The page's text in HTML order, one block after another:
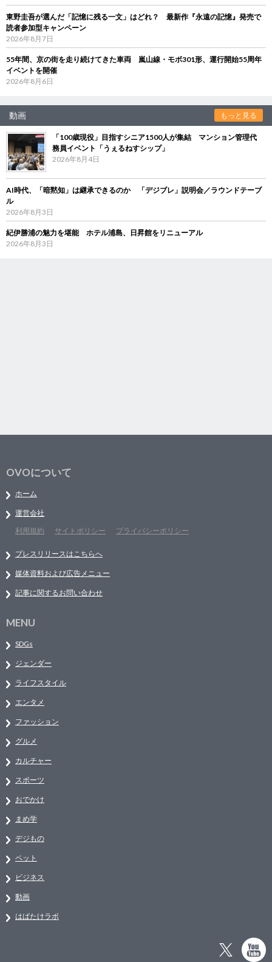
東野圭吾が選んだ「記憶に残る一文」はどれ？ 最新作『永遠の記憶』発売で
読者参加型キャンペーン
2026年8月7日
55年間、京の街を走り続けてきた車両 嵐山線・モボ301形、運行開始55周年
イベントを開催
2026年8月6日
動画 もっと見る
「100歳現役」目指すシニア1500人が集結 マンション管理代
務員イベント「うぇるねすシップ」
2026年8月4日
AI時代、「暗黙知」は継承できるのか 「デジブレ」説明会／ラウンドテーブ
ル
2026年8月3日
紀伊勝浦の魅力を堪能 ホテル浦島、日昇館をリニューアル
2026年8月3日
OVOについて
ホーム
運営会社
利用規約
サイトポリシー プライバシーポリシー
プレスリリースはこちらへ
媒体資料および広告メニュー
記事に関するお問い合わせ
MENU
SDGs
ジェンダー
ライフスタイル
エンタメ
ファッション
グルメ
カルチャー
スポーツ
おでかけ
まめ学
デジもの
ペット
ビジネス
動画
はばたけラボ